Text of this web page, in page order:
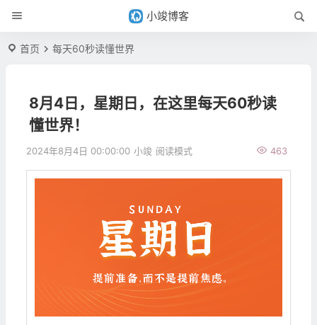
小竣博客
首页 每天60秒读懂世界
8月4日，星期日，在这里每天60秒读
懂世界！
2024年8月4日 00:00:00 小竣 463
阅读模式